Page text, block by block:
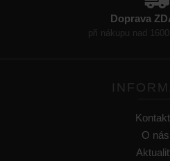
Doprava
při nákupu nad
O nás